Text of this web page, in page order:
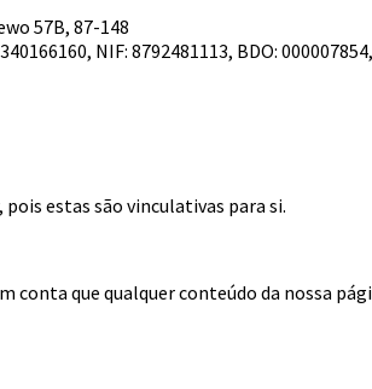
57B, 87-148
NIF: 8792481113, BDO:
estas são vinculativas para si.
que qualquer conteúdo da nossa